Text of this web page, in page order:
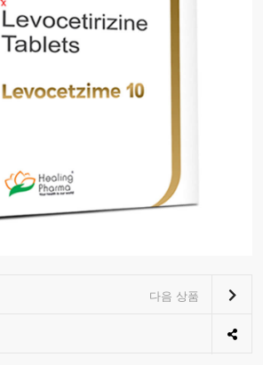
다음 상품